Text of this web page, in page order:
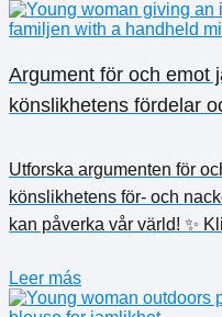
Argument för och emot
könslikhetens fördelar
Utforska argumenten för
könslikhetens för- och
kan påverka vår värld! ✨
Leer más